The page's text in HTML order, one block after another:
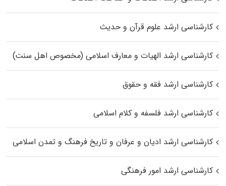
کارشناسی ارشد علوم قرآن و حدیث
کارشناسی ارشد الهیات و معارف اسلامی (مخصوص اهل سنت)
کارشناسی ارشد فقه و حقوق
کارشناسی ارشد فلسفه و کلام اسلامی
کارشناسی ارشد ادیان و عرفان و تاریخ فرهنگ و تمدن اسلامی
کارشناسی ارشد امور فرهنگی